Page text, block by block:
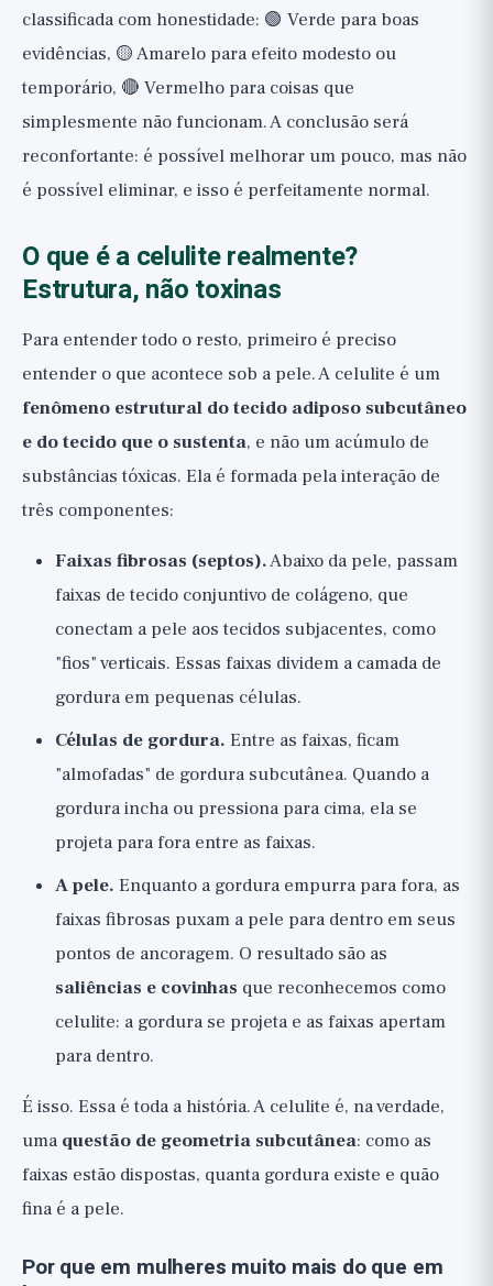
classificada com honestidade: 🟢 Verde para boas
evidências, 🟡 Amarelo para efeito modesto ou
temporário, 🔴 Vermelho para coisas que
simplesmente não funcionam. A conclusão será
reconfortante: é possível melhorar um pouco, mas não
é possível eliminar, e isso é perfeitamente normal.
O que é a celulite realmente?
Estrutura, não toxinas
Para entender todo o resto, primeiro é preciso
entender o que acontece sob a pele. A celulite é um
fenômeno estrutural do tecido adiposo subcutâneo
e do tecido que o sustenta, e não um acúmulo de
substâncias tóxicas. Ela é formada pela interação de
três componentes:
Faixas fibrosas (septos).Abaixo da pele, passam
faixas de tecido conjuntivo de colágeno, que
conectam a pele aos tecidos subjacentes, como
"fios" verticais. Essas faixas dividem a camada de
gordura em pequenas células.
Células de gordura. Entre as faixas, ficam
"almofadas" de gordura subcutânea. Quando a
gordura incha ou pressiona para cima, ela se
projeta para fora entre as faixas.
A pele. Enquanto a gordura empurra para fora, as
faixas fibrosas puxam a pele para dentro em seus
pontos de ancoragem. O resultado são as
saliências e covinhas que reconhecemos como
celulite: a gordura se projeta e as faixas apertam
para dentro.
É isso. Essa é toda a história. A celulite é, na verdade,
uma questão de geometria subcutânea: como as
faixas estão dispostas, quanta gordura existe e quão
fina é a pele.
Por que em mulheres muito mais do que em